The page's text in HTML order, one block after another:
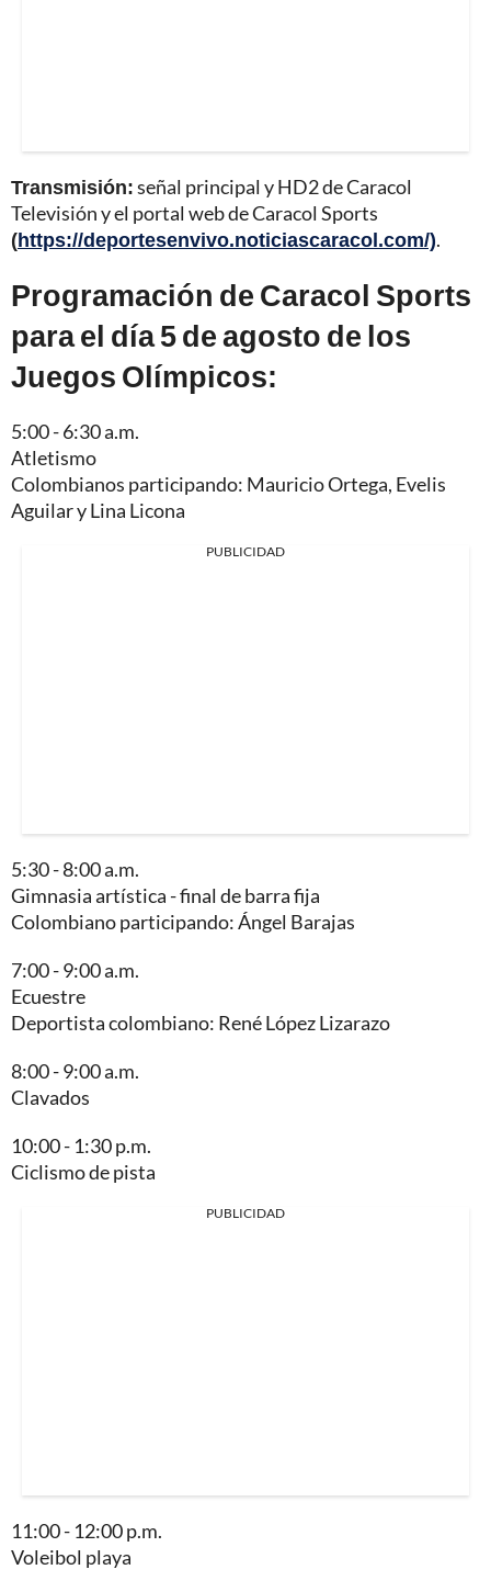
Transmisión:señal principal y HD2 de Caracol
Televisión y el portal web de Caracol Sports
(https://deportesenvivo.noticiascaracol.com/).
Programación de Caracol Sports
para el día 5 de agosto de los
Juegos Olímpicos:
5:00 - 6:30 a.m.
Atletismo
Colombianos participando: Mauricio Ortega, Evelis
Aguilar y Lina Licona
PUBLICIDAD
5:30 - 8:00 a.m.
Gimnasia artística - final de barra fija
Colombiano participando: Ángel Barajas
7:00 - 9:00 a.m.
Ecuestre
Deportista colombiano: René López Lizarazo
8:00 - 9:00 a.m.
Clavados
10:00 - 1:30 p.m.
Ciclismo de pista
PUBLICIDAD
11:00 - 12:00 p.m.
Voleibol playa